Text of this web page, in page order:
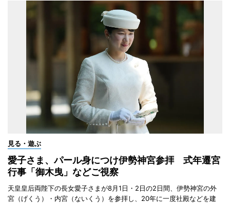
見る・遊ぶ
愛子さま、パール身につけ伊勢神宮参拝 式年遷宮
行事「御木曳」などご視察
天皇皇后両陛下の長女愛子さまが8月1日・2日の2日間、伊勢神宮の外
宮（げくう）・内宮（ないくう）を参拝し、20年に一度社殿などを建